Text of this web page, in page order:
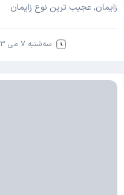
زایمان, عجیب ترین نوع زایمان
سه‌شنبه 7 می 2013